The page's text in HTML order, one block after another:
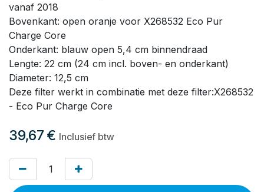
vanaf 2018
Bovenkant: open oranje voor X268532 Eco Pur
Charge Core
Onderkant: blauw open 5,4 cm binnendraad
Lengte: 22 cm (24 cm incl. boven- en onderkant)
Diameter: 12,5 cm
Deze filter werkt in combinatie met deze filter:X268532
- Eco Pur Charge Core
39,67 € Inclusief btw